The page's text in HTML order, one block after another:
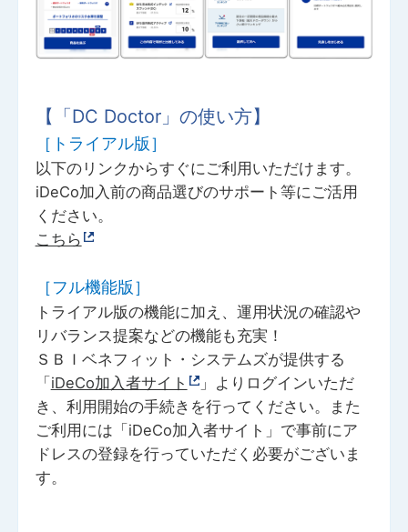
【「DC Doctor」の使い方】
［トライアル版］
以下のリンクからすぐにご利用いただけます。
iDeCo加入前の商品選びのサポート等にご活用
ください。
こちら
［フル機能版］
トライアル版の機能に加え、運用状況の確認や
リバランス提案などの機能も充実！
ＳＢＩベネフィット・システムズが提供する
「 iDeCo加入者サイト
」よりログインいただ
き、利用開始の手続きを行ってください。また
ご利用には「iDeCo加入者サイト」で事前にア
ドレスの登録を行っていただく必要がございま
す。